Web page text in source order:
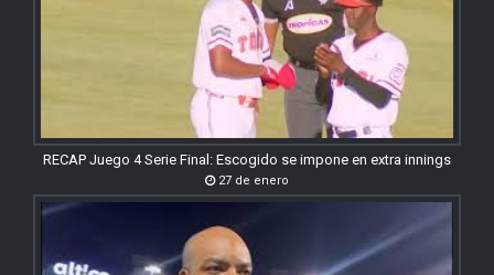
RECAP Juego 4 Serie Final: Escogido se impone en extra innings
27 de enero